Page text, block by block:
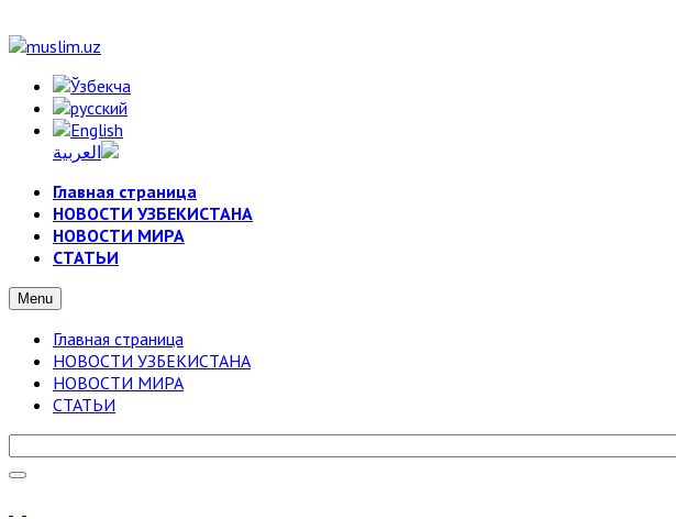
Главная страница
НОВОСТИ УЗБЕКИСТАНА
НОВОСТИ МИРА
СТАТЬИ
Menu
Главная страница
НОВОСТИ УЗБЕКИСТАНА
НОВОСТИ МИРА
СТАТЬИ